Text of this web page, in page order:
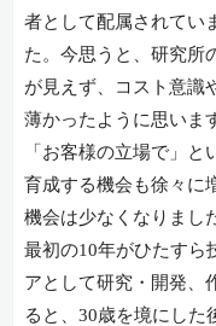
者として配属されてい
た。今思うと、研究所
が見えず、コスト意識
薄かったように思いま
「お客様の立場で」
育成する機会も徐々に
機会は少なくなりまし
最初の10年がひたすら
アとして研究・開発、
ると、30歳を境にした